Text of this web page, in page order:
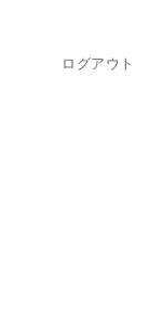
ログアウト